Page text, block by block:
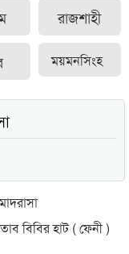
রাজশাহী
ময়মনসিংহ
বিবির হাট ( ফেনী )